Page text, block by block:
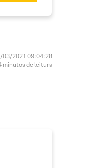
03/2021 09:04:28
minutos de leitura